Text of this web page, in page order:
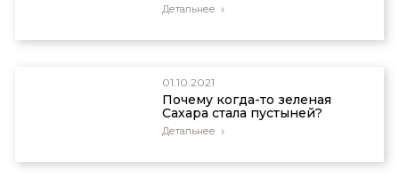
Детальнее
01.10.2021
Почему когда-то зеленая
Сахара стала пустыней?
Детальнее